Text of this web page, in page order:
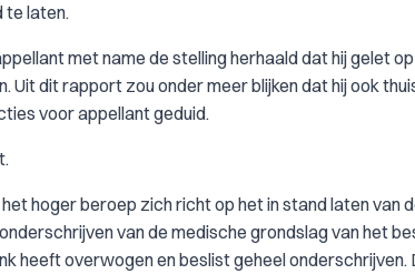
te laten.
met name de stelling herhaald dat hij gelet
Uit dit rapport zou onder meer blijken dat hij ook
voor appellant geduid.
hoger beroep zich richt op het in stand laten van
van de medische grondslag van het
heeft overwogen en beslist geheel